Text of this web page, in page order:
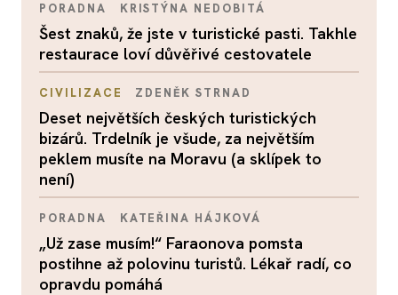
PORADNA KRISTÝNA NEDOBITÁ
Šest znaků, že jste v turistické pasti. Takhle
restaurace loví důvěřivé cestovatele
CIVILIZACE ZDENĚK STRNAD
Deset největších českých turistických
bizárů. Trdelník je všude, za největším
peklem musíte na Moravu (a sklípek to
není)
PORADNA KATEŘINA HÁJKOVÁ
„Už zase musím!“ Faraonova pomsta
postihne až polovinu turistů. Lékař radí, co
opravdu pomáhá